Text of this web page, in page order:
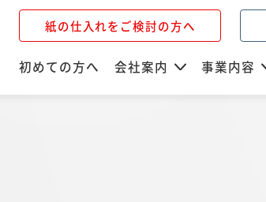
紙の仕入れをご検討の方へ
初めての方へ 会社案内 事業内容